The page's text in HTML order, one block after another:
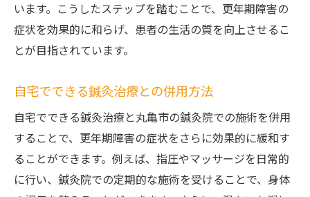
います。こうしたステップを踏むことで、更年期障害の
症状を効果的に和らげ、患者の生活の質を向上させるこ
とが目指されています。
自宅でできる鍼灸治療との併用方法
自宅でできる鍼灸治療と丸亀市の鍼灸院での施術を併用
することで、更年期障害の症状をさらに効果的に緩和す
ることができます。例えば、指圧やマッサージを日常的
に行い、鍼灸院での定期的な施術を受けることで、身体